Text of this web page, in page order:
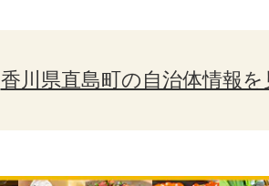
香川県直島町の自治体情報を